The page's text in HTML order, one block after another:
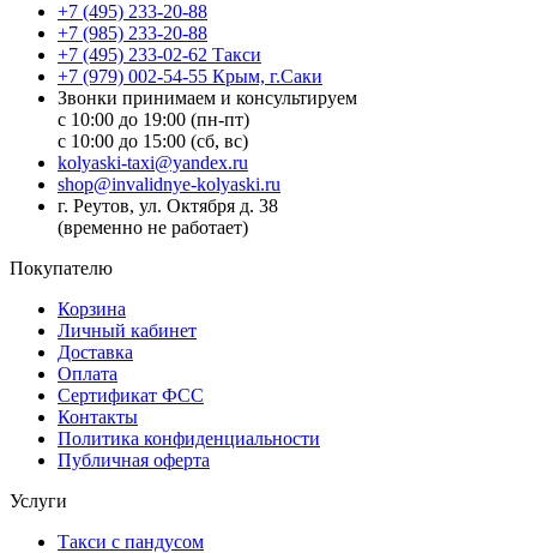
+7 (495) 233-20-88
+7 (985) 233-20-88
+7 (495) 233-02-62 Такси
+7 (979) 002-54-55 Крым, г.Саки
Звонки принимаем и консультируем
с 10:00 до 19:00 (пн-пт)
с 10:00 до 15:00 (сб, вс)
kolyaski-taxi@yandex.ru
shop@invalidnye-kolyaski.ru
г. Реутов, ул. Октября д. 38
(временно не работает)
Покупателю
Корзина
Личный кабинет
Доставка
Оплата
Сертификат ФСС
Контакты
Политика конфиденциальности
Публичная оферта
Услуги
Такси с пандусом